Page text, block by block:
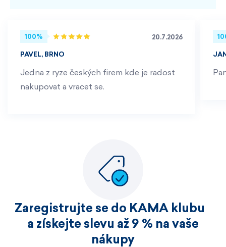
100% 20.7.2026
PAVEL, BRNO
Jedna z ryze českých firem kde je radost
nakupovat a vracet se.
Zaregistrujte se do KAMA klubu
a získejte slevu až 9 % na vaše
nákupy